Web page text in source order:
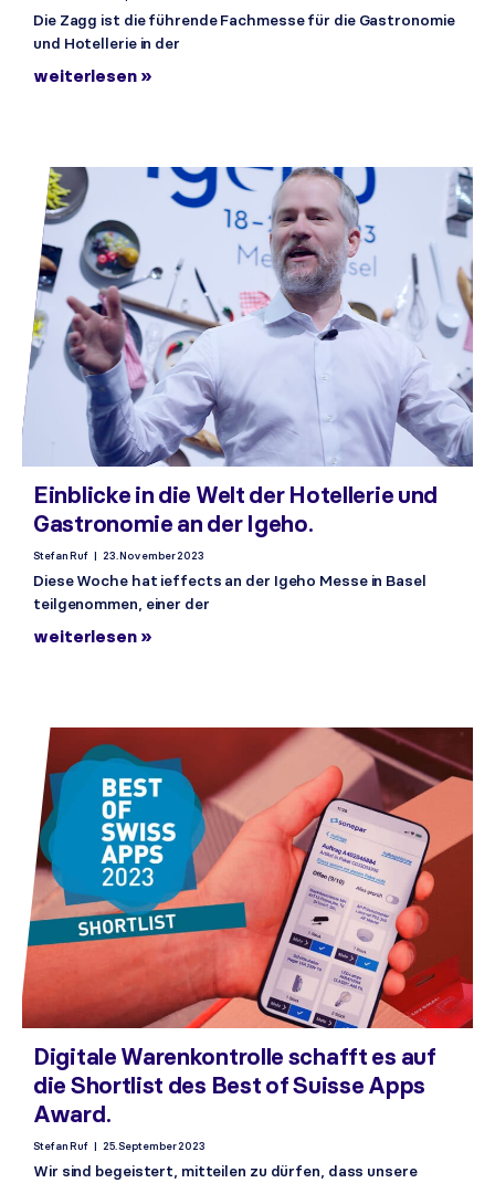
Die Zagg ist die führende Fachmesse für die Gastronomie
und Hotellerie in der
weiterlesen »
Einblicke in die Welt der Hotellerie und
Gastronomie an der Igeho.
Stefan Ruf 23. November 2023
Diese Woche hat ieffects an der Igeho Messe in Basel
teilgenommen, einer der
weiterlesen »
Digitale Warenkontrolle schafft es auf
die Shortlist des Best of Suisse Apps
Award.
Stefan Ruf 25. September 2023
Wir sind begeistert, mitteilen zu dürfen, dass unsere